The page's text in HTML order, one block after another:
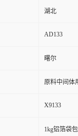
湖北
AD133
曙尔
原料中间体
X9133
1kg铝箔袋